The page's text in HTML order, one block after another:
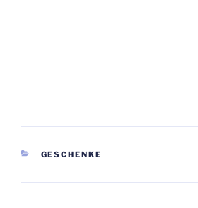
KATEGORIEN
GESCHENKE